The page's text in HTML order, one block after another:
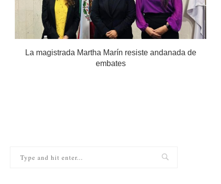
La magistrada Martha Marín resiste andanada de
embates